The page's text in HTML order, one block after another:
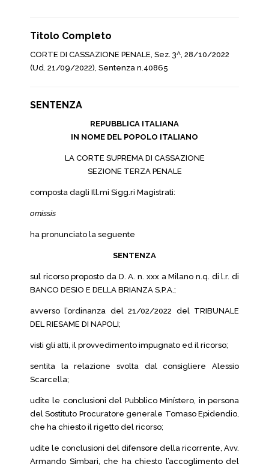
Titolo Completo
CORTE DI CASSAZIONE PENALE, Sez. 3^, 28/10/2022
(Ud. 21/09/2022), Sentenza n.40865
SENTENZA
REPUBBLICA ITALIANA
IN NOME DEL POPOLO ITALIANO
LA CORTE SUPREMA DI CASSAZIONE
SEZIONE TERZA PENALE
composta dagli Ill.mi Sigg.ri Magistrati:
omissis
ha pronunciato la seguente
SENTENZA
sul ricorso proposto da D. A. n. xxx a Milano n.q. di l.r. di
BANCO DESIO E DELLA BRIANZA S.P.A.;
avverso l’ordinanza del 21/02/2022 del TRIBUNALE
DEL RIESAME DI NAPOLI;
visti gli atti, il provvedimento impugnato ed il ricorso;
sentita la relazione svolta dal consigliere Alessio
Scarcella;
udite le conclusioni del Pubblico Minístero, in persona
del Sostituto Procuratore generale Tomaso Epidendio,
che ha chiesto il rigetto del ricorso;
udite le conclusioni del difensore della ricorrente, Avv.
Armando Simbari, che ha chiesto l’accoglimento del